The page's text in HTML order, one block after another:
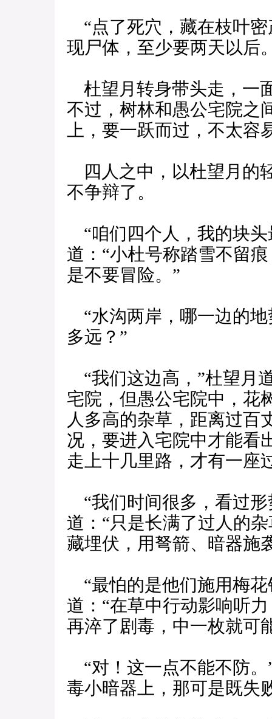
“点了死穴，藏在枝叶密
现尸体，至少要两天以后
杜望月转身带头走，一
不过，树林和愚公宅院之
上，要一跃而过，不太
四人之中，以杜望月的
不争辩了。
“咱们四个人，我的块头
道：“小杜号称踏雪不留
是不要冒险。”
“水沟两岸，哪一边的地
多远？”
“我们这边高，”杜望月
宅院，但愚公宅院中，花
人多高的杂草，距离过百
况，要进入宅院中才能看
走上十几里路，才有一座
“我们时间很多，看过形
道：“只是长满了过人的
藏埋伏，用弩箭、暗器施
“最怕的是他们施用梅花
道：“在草中行动影响听
再淬了剧毒，中一枚就可
“对！这一点不能不防。
毒小暗器上，那可是既失